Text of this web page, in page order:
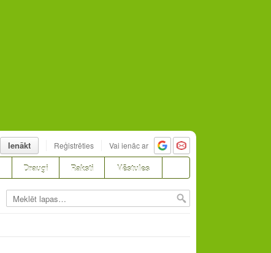
Ienākt Reģistrēties Vai ienāc ar
Draugi Raksti Vēstules